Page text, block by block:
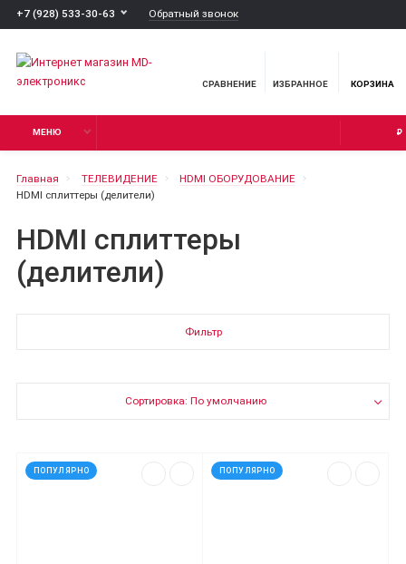
+7 (928) 533-30-63 Обратный звонок
СРАВНЕНИЕ ИЗБРАННОЕ КОРЗИНА
МЕНЮ ₽
Главная ТЕЛЕВИДЕНИЕ
HDMI ОБОРУДОВАНИЕ
HDMI сплиттеры (делители)
HDMI сплиттеры
(делители)
Фильтр
Сортировка: По умолчанию
ПОПУЛЯРНО ПОПУЛЯРНО